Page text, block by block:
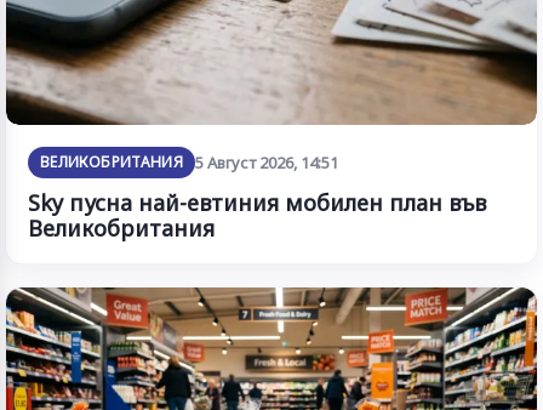
ВЕЛИКОБРИТАНИЯ 5 Август 2026, 14:51
Sky пусна най-евтиния мобилен план във
Великобритания